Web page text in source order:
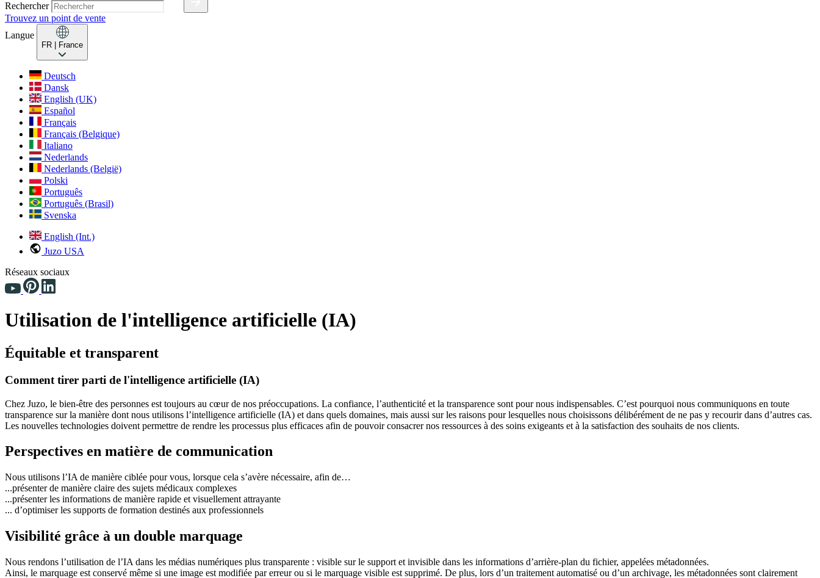
Rechercher
Trouvez un point de vente
Langue
FR | France
Deutsch
Dansk
English (UK)
Español
Français
Français (Belgique)
Italiano
Nederlands
Nederlands (België)
Polski
Português
Português (Brasil)
Svenska
English (Int.)
Juzo USA
Réseaux sociaux
Utilisation de l'intelligence artificielle (IA)
Équitable et transparent
Comment tirer parti de l'intelligence artificielle (IA)
Chez Juzo, le bien-être des personnes est toujours au cœur de nos préoccupations. La confiance, l’authenticité et la transparence sont pour nous indispensables. C’est pourquoi nous communiquons en toute
transparence sur la manière dont nous utilisons l’intelligence artificielle (IA) et dans quels domaines, mais aussi sur les raisons pour lesquelles nous choisissons délibérément de ne pas y recourir dans d’autres cas.
Les nouvelles technologies doivent permettre de rendre les processus plus efficaces afin de pouvoir consacrer nos ressources à des soins exigeants et à la satisfaction des souhaits de nos clients.
Perspectives en matière de communication
Nous utilisons l’IA de manière ciblée pour vous, lorsque cela s’avère nécessaire, afin de…
...présenter de manière claire des sujets médicaux complexes
...présenter les informations de manière rapide et visuellement attrayante
... d’optimiser les supports de formation destinés aux professionnels
Visibilité grâce à un double marquage
Nous rendons l’utilisation de l’IA dans les médias numériques plus transparente : visible sur le support et invisible dans les informations d’arrière-plan du fichier, appelées métadonnées.
Ainsi, le marquage est conservé même si une image est modifiée par erreur ou si le marquage visible est supprimé. De plus, lors d’un traitement automatisé ou d’un archivage, les métadonnées sont clairement